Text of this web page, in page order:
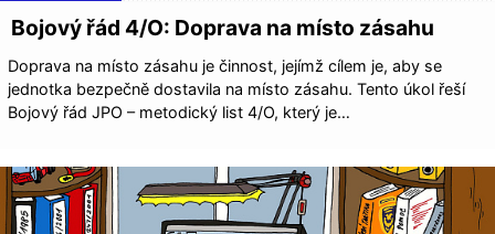
Bojový řád 4/O: Doprava na místo zásahu
Doprava na místo zásahu je činnost, jejímž cílem je, aby se
jednotka bezpečně dostavila na místo zásahu. Tento úkol řeší
Bojový řád JPO – metodický list 4/O, který je…